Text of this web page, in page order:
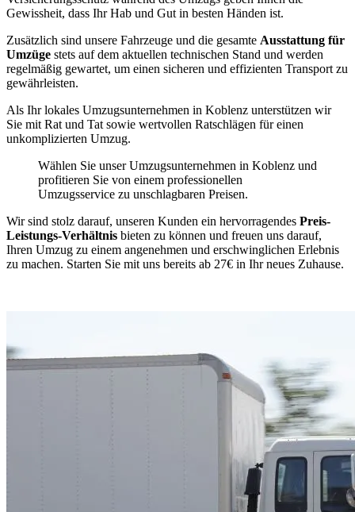
Gewissheit, dass Ihr Hab und Gut in besten Händen ist.
Zusätzlich sind unsere Fahrzeuge und die gesamte Ausstattung für
Umzüge stets auf dem aktuellen technischen Stand und werden
regelmäßig gewartet, um einen sicheren und effizienten Transport zu
gewährleisten.
Als Ihr lokales Umzugsunternehmen in Koblenz unterstützen wir
Sie mit Rat und Tat sowie wertvollen Ratschlägen für einen
unkomplizierten Umzug.
Wählen Sie unser Umzugsunternehmen in Koblenz und
profitieren Sie von einem professionellen
Umzugsservice zu unschlagbaren Preisen.
Wir sind stolz darauf, unseren Kunden ein hervorragendes Preis-
Leistungs-Verhältnis bieten zu können und freuen uns darauf,
Ihren Umzug zu einem angenehmen und erschwinglichen Erlebnis
zu machen. Starten Sie mit uns bereits ab 27€ in Ihr neues Zuhause.